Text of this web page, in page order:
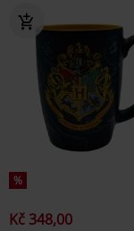
%
Kč 348,00